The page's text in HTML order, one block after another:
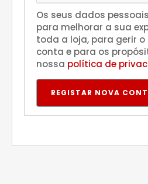
i
o
Os seus dados
para melhorar a sua
toda a loja, para gerir o
conta e para os
nossa política de
REGISTAR NOVA